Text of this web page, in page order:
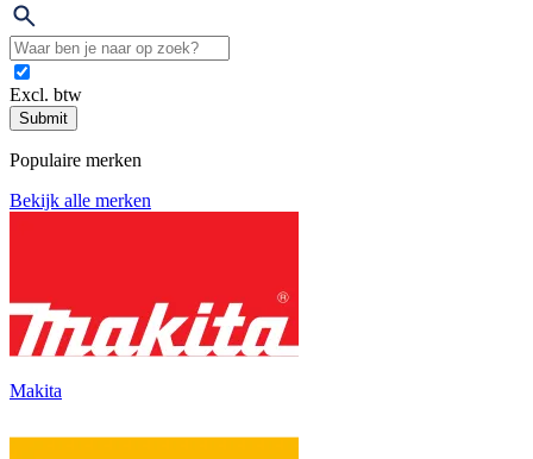
Excl. btw
Submit
Populaire merken
Bekijk alle merken
Makita